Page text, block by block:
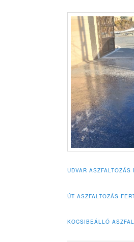
UDVAR ASZFALTOZÁS
ÚT ASZFALTOZÁS
KOCSIBEÁLLÓ